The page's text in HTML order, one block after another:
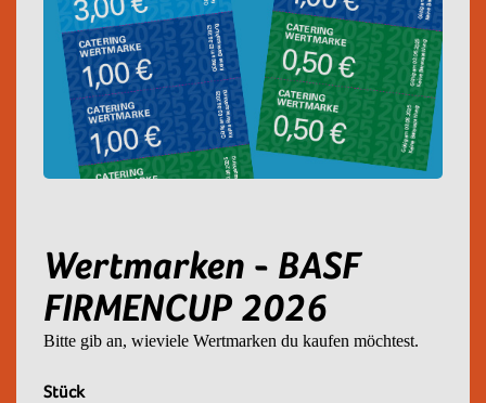
Wertmarken - BASF
FIRMENCUP 2026
Bitte gib an, wieviele Wertmarken du kaufen möchtest.
Stück